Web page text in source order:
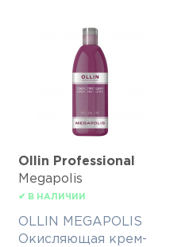
Ollin Professional
Megapolis
✔ В НАЛИЧИИ
OLLIN MEGAPOLIS
Окисляющая крем-